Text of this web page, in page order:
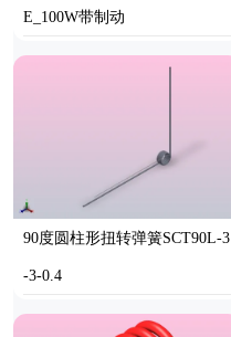
E_100W带制动
INVENTOR,STP
90度圆柱形扭转弹簧SCT90L-3
-3-0.4
SOLIDWORKS